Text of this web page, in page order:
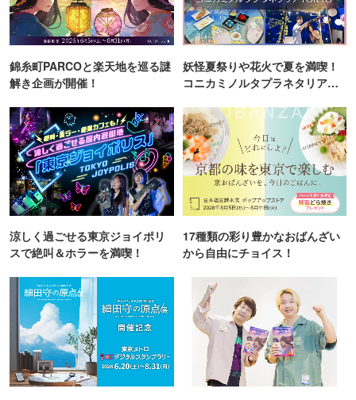
錦糸町PARCOと楽天地を巡る謎
解き企画が開催！
妖怪夏祭りや花火で夏を満喫！
コニカミノルタプラネタリア
涼しく過ごせる東京ジョイポリ
スで絶叫＆ホラーを満喫！
17種類の彩り豊かなおばんざい
から自由にチョイス！